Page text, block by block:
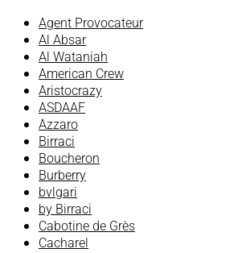
Agent Provocateur
Al Absar
Al Wataniah
American Crew
Aristocrazy
ASDAAF
Azzaro
Birraci
Boucheron
Burberry
bvlgari
by Birraci
Cabotine de Grès
Cacharel